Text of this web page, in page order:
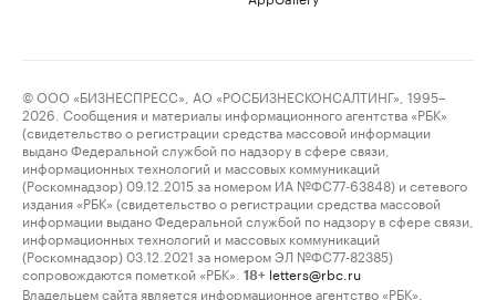
© ООО «БИЗНЕСПРЕСС», АО «РОСБИЗНЕСКОНСАЛТИНГ», 1995–
2026. Сообщения и материалы информационного агентства «РБК»
(свидетельство о регистрации средства массовой информации
выдано Федеральной службой по надзору в сфере связи,
информационных технологий и массовых коммуникаций
(Роскомнадзор) 09.12.2015 за номером ИА №ФС77-63848) и сетевого
издания «РБК» (свидетельство о регистрации средства массовой
информации выдано Федеральной службой по надзору в сфере связи,
информационных технологий и массовых коммуникаций
(Роскомнадзор) 03.12.2021 за номером ЭЛ №ФС77-82385)
сопровождаются пометкой «РБК».
18+ letters@rbc.ru
Владельцем сайта является информационное агентство «РБК».